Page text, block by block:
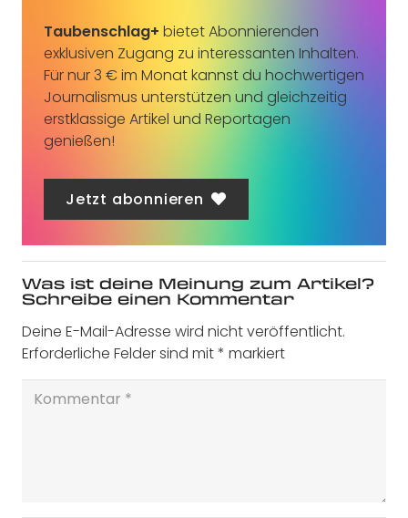
Taubenschlag+ bietet Abonnierenden
exklusiven Zugang zu interessanten Inhalten.
Für nur 3 € im Monat kannst du hochwertigen
Journalismus unterstützen und gleichzeitig
erstklassige Artikel und Reportagen
genießen!
Jetzt abonnieren
Was ist deine Meinung zum Artikel?
Schreibe einen Kommentar
Deine E-Mail-Adresse wird nicht veröffentlicht.
Erforderliche Felder sind mit* markiert